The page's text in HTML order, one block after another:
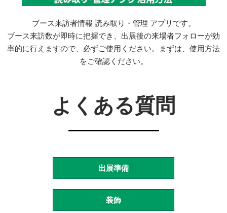
ブース来訪者情報 読み取り・管理 アプリです。
ブース来訪数が即時に把握でき、出展後の来場者フォローが効
率的に行えますので、必ずご使用ください。まずは、使用方法
をご確認ください。
よくある質問
出展準備
装飾